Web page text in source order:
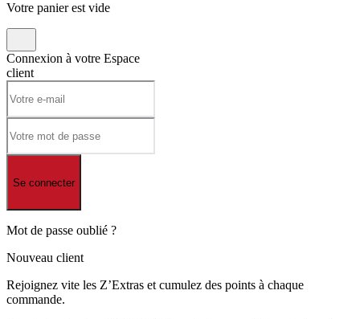
Votre panier est vide
Connexion à votre Espace
client
Se connecter
Mot de passe oublié ?
Nouveau client
Rejoignez vite les Z’Extras et cumulez des points à chaque
commande.